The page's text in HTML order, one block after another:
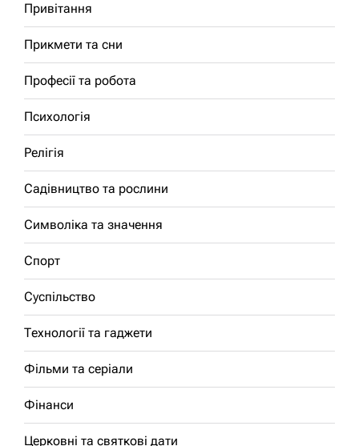
Привітання
Прикмети та сни
Професії та робота
Психологія
Релігія
Садівництво та рослини
Символіка та значення
Спорт
Суспільство
Технології та гаджети
Фільми та серіали
Фінанси
Церковні та святкові дати